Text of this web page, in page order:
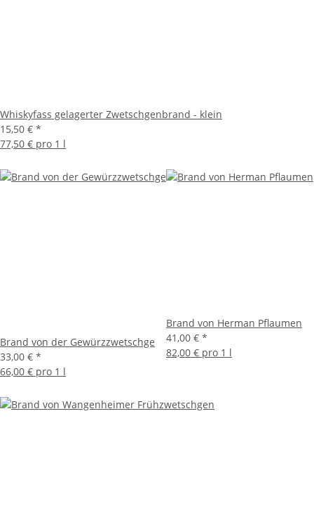
Whiskyfass gelagerter Zwetschgenbrand - klein
15,50 € *
77,50 € pro 1 l
Brand von der Gewürzzwetschge
33,00 € *
66,00 € pro 1 l
Brand von Herman Pflaumen
41,00 € *
82,00 € pro 1 l